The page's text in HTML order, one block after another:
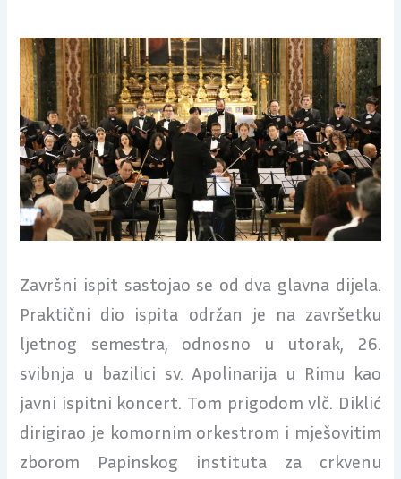
Završni ispit sastojao se od dva glavna dijela.
Praktični dio ispita održan je na završetku
ljetnog semestra, odnosno u utorak, 26.
svibnja u bazilici sv. Apolinarija u Rimu kao
javni ispitni koncert. Tom prigodom vlč. Diklić
dirigirao je komornim orkestrom i mješovitim
zborom Papinskog instituta za crkvenu